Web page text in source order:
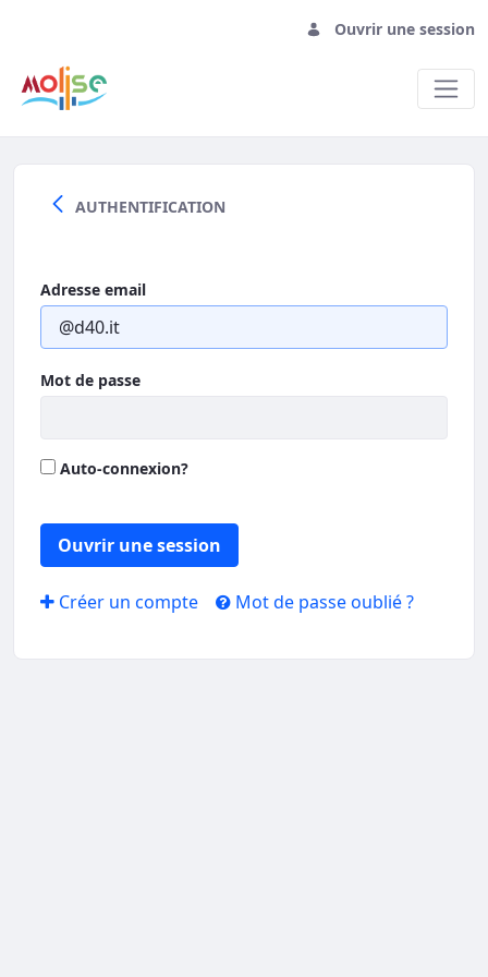
Ouvrir une session
Accedi
AUTHENTIFICATION
Adresse email
Mot de passe
Auto-connexion?
Ouvrir une session
Créer un compte Mot de passe oublié ?